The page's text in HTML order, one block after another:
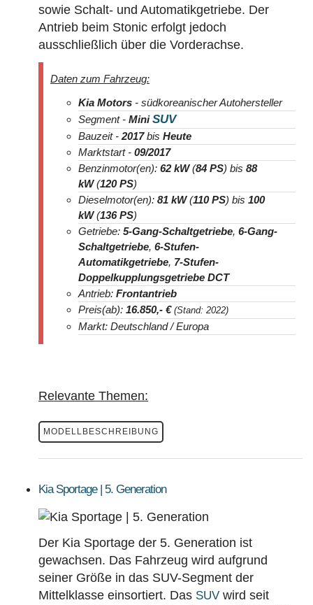
sowie Schalt- und Automatikgetriebe. Der
Antrieb beim Stonic erfolgt jedoch
ausschließlich über die Vorderachse.
Daten zum Fahrzeug:
Kia Motors - südkoreanischer Autohersteller
Segment - MiniSUV
Bauzeit - 2017bis Heute
Marktstart - 09/2017
Benzinmotor(en): 62 kW(84 PS) bis 88
kW(120 PS)
Dieselmotor(en): 81 kW(110 PS) bis 100
kW(136 PS)
Getriebe: 5-Gang-Schaltgetriebe, 6-Gang-
Schaltgetriebe, 6-Stufen-
Automatikgetriebe, 7-Stufen-
Doppelkupplungsgetriebe DCT
Antrieb: Frontantrieb
Preis(ab): 16.850,- € (Stand: 2022)
Markt: Deutschland / Europa
Relevante Themen:
MODELLBESCHREIBUNG
Kia Sportage | 5. Generation
Der Kia Sportage der 5. Generation ist
gewachsen. Das Fahrzeug wird aufgrund
seiner Größe in das SUV-Segment der
Mittelklasse einsortiert. Das SUV wird seit